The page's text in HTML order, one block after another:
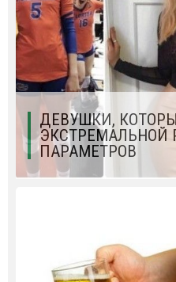
ДЕВУШКИ,
ЭКСТРЕМАЛЬНОЙ
ПАРАМЕТРОВ